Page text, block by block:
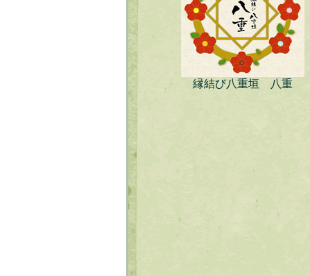
縁結び八重垣 八重